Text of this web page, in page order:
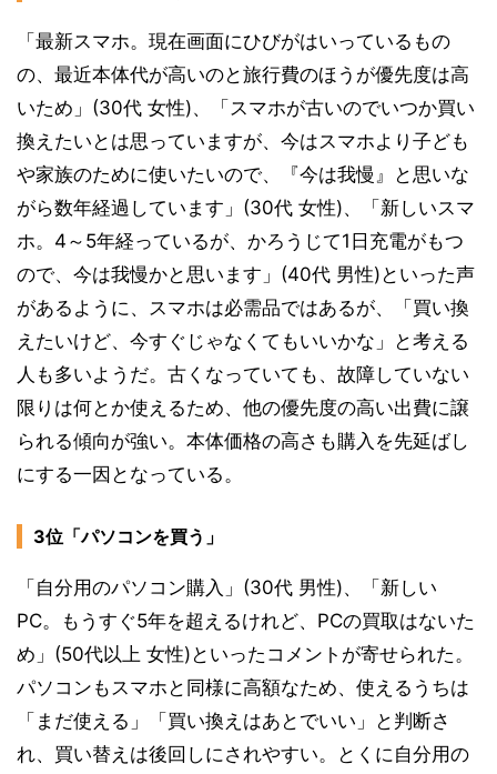
「最新スマホ。現在画面にひびがはいっているもの
の、最近本体代が高いのと旅行費のほうが優先度は高
いため」(30代 女性)、「スマホが古いのでいつか買い
換えたいとは思っていますが、今はスマホより子ども
や家族のために使いたいので、『今は我慢』と思いな
がら数年経過しています」(30代 女性)、「新しいスマ
ホ。4～5年経っているが、かろうじて1日充電がもつ
ので、今は我慢かと思います」(40代 男性)といった声
があるように、スマホは必需品ではあるが、「買い換
えたいけど、今すぐじゃなくてもいいかな」と考える
人も多いようだ。古くなっていても、故障していない
限りは何とか使えるため、他の優先度の高い出費に譲
られる傾向が強い。本体価格の高さも購入を先延ばし
にする一因となっている。
3位「パソコンを買う」
「自分用のパソコン購入」(30代 男性)、「新しい
PC。もうすぐ5年を超えるけれど、PCの買取はないた
め」(50代以上 女性)といったコメントが寄せられた。
パソコンもスマホと同様に高額なため、使えるうちは
「まだ使える」「買い換えはあとでいい」と判断さ
れ、買い替えは後回しにされやすい。とくに自分用の